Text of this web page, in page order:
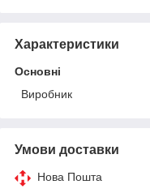
Характеристики
Основні
Виробник
Умови доставки
Нова Пошта